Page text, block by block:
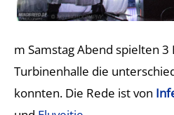
m Samstag Abend spielten 3
Turbinenhalle die
konnten. Die Rede ist von